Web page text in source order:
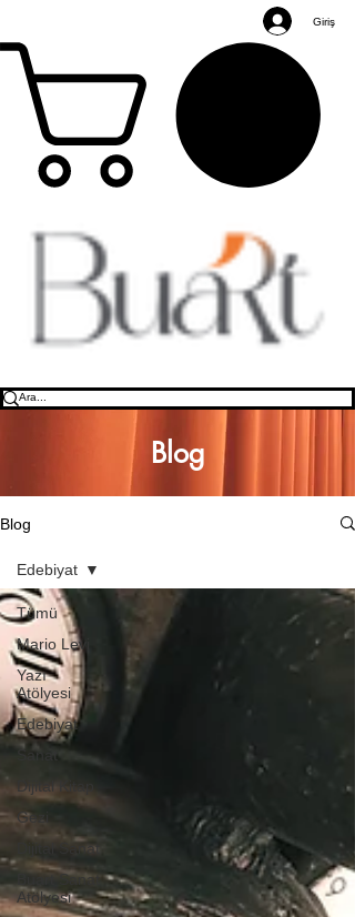
Giriş
Blog
Blog
Tümü
Mario Levi
Yazı
Atölyesi
Edebiyat
Sanat
Dijital Kitap
Gezi
Dijital Sanat
Buart Sanat
Atölyesi
Edebiyat